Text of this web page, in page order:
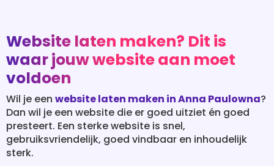
Website laten maken? Dit is
waar jouw website aan moet
voldoen
Wil je een website laten maken in Anna Paulowna?
Dan wil je een website die er goed uitziet én goed
presteert. Een sterke website is snel,
gebruiksvriendelijk, goed vindbaar en inhoudelijk
sterk.